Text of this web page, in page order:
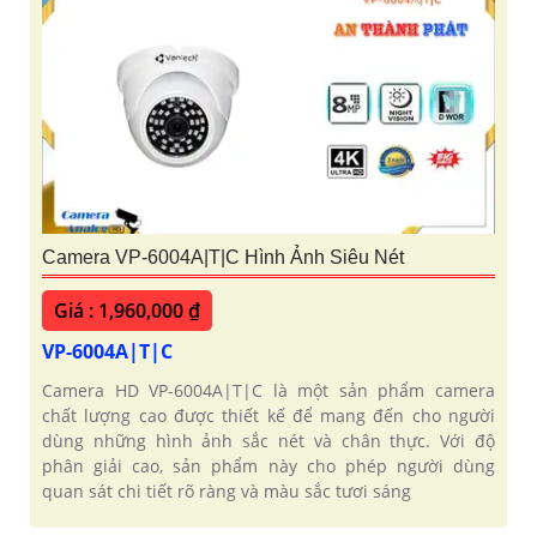
Camera VP-6004A|T|C Hình Ảnh Siêu Nét
Giá : 1,960,000 ₫
VP-6004A|T|C
Camera HD VP-6004A|T|C là một sản phẩm camera
chất lượng cao được thiết kế để mang đến cho người
dùng những hình ảnh sắc nét và chân thực. Với độ
phân giải cao, sản phẩm này cho phép người dùng
quan sát chi tiết rõ ràng và màu sắc tươi sáng